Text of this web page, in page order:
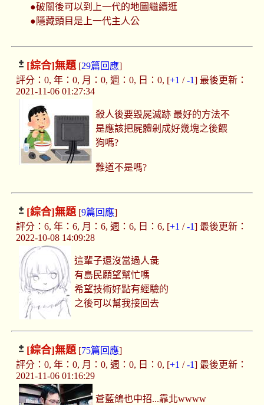
●破關後可以到上一代的地圖繼續逛
●隱藏頭目是上一代主人公
[綜合]無題[29篇回應]
評分：0, 年：0, 月：0, 週：0, 日：0, [+1 /-1] 最後更新：
2021-11-06 01:27:34
殺人後要毀屍滅跡 最好的方法不
是應該把屍體剁成好幾塊之後餵
狗嗎?
難道不是嗎?
[綜合]無題[9篇回應]
評分：6, 年：6, 月：6, 週：6, 日：6, [+1 /-1] 最後更新：
2022-10-08 14:09:28
這輩子還沒當過人彘
有島民願望幫忙嗎
希望技術好點有經驗的
之後可以幫我接回去
[綜合]無題[75篇回應]
評分：0, 年：0, 月：0, 週：0, 日：0, [+1 /-1] 最後更新：
2021-11-06 01:16:29
蒼藍鴿也中招...靠北wwww